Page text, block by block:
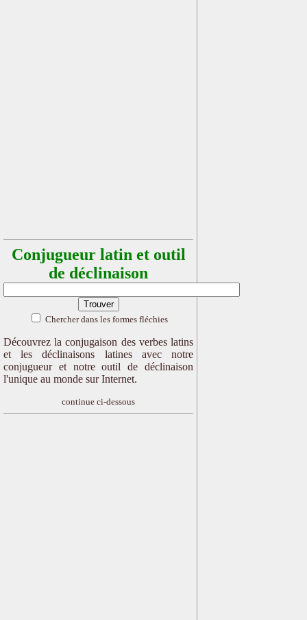
Conjugueur latin et outil
de déclinaison
Chercher dans les formes fléchies
Découvrez la conjugaison des verbes latins
et les déclinaisons latines avec notre
conjugueur et notre outil de déclinaison
l'unique au monde sur Internet.
continue ci-dessous